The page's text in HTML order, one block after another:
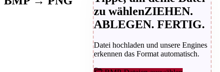
zu wählenZIEHEN.
ABLEGEN. FERTIG.
Datei hochladen und unsere Engines
erkennen das Format automatisch.